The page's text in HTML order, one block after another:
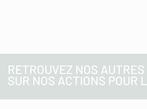
RETROUVEZ NOS
SUR NOS ACTIONS POUR